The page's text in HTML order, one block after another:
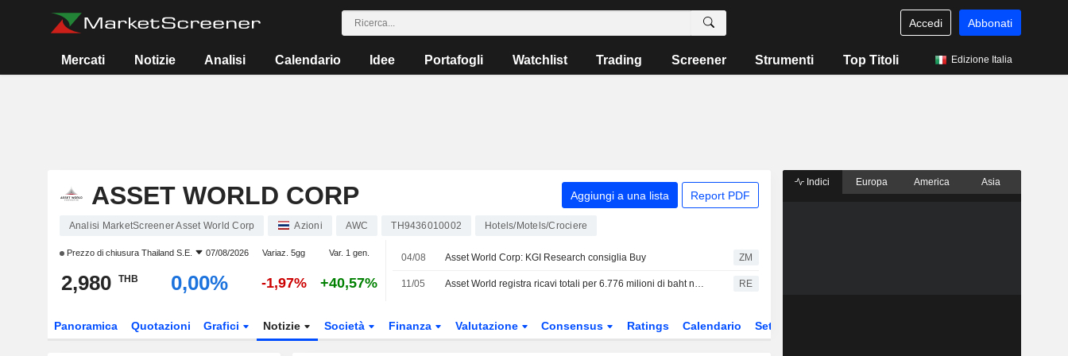
Accedi Abbonati
Mercati Notizie Analisi Calendario Idee Portafogli Watchlist Trading Screener Strumenti Top Titoli Edizione Italia
ASSET WORLD CORP Aggiungi a una lista Report PDF
Analisi MarketScreener Asset World Corp Azioni AWC TH9436010002 Hotels/Motels/Crociere
Prezzo di chiusura Thailand S.E. 07/08/2026 Variaz. 5gg Var. 1 gen.
2,980 THB 0,00% -1,97% +40,57%
04/08 Asset World Corp: KGI Research consiglia Buy ZM
11/05 Asset World registra ricavi totali per 6.776 milioni di baht nel primo trimestre RE
Panoramica Quotazioni Grafici Notizie Società Finanza Valutazione Consensus Ratings Calendario Settore
Indici Europa America Asia